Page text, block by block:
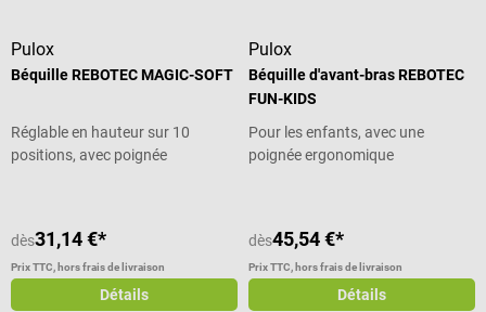
Pulox
Béquille REBOTEC MAGIC-SOFT
Réglable en hauteur sur 10
positions, avec poignée
dès31,14 €*
Prix TTC, hors frais de livraison
Détails
Pulox
Béquille d'avant-bras REBOTEC
FUN-KIDS
Pour les enfants, avec une
poignée ergonomique
dès45,54 €*
Prix TTC, hors frais de livraison
Détails